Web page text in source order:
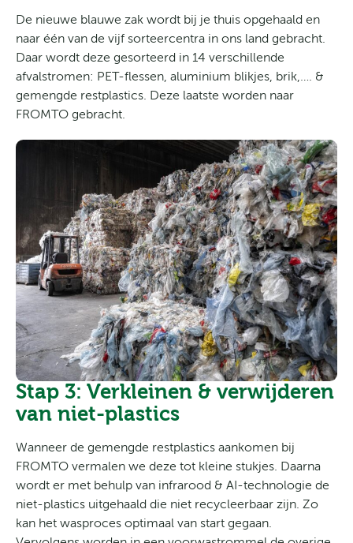
De nieuwe blauwe zak wordt bij je thuis opgehaald en
naar één van de vijf sorteercentra in ons land gebracht.
Daar wordt deze gesorteerd in 14 verschillende
afvalstromen: PET-flessen, aluminium blikjes, brik,…. &
gemengde restplastics. Deze laatste worden naar
FROMTO gebracht.
Stap 3: Verkleinen & verwijderen
van niet-plastics
Wanneer de gemengde restplastics aankomen bij
FROMTO vermalen we deze tot kleine stukjes. Daarna
wordt er met behulp van infrarood & AI-technologie de
niet-plastics uitgehaald die niet recycleerbaar zijn. Zo
kan het wasproces optimaal van start gegaan.